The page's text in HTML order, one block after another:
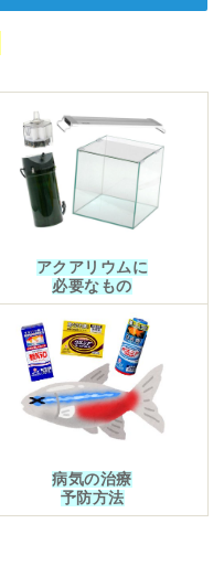
アクアリウムに
必要なもの
病気の治療
予防方法